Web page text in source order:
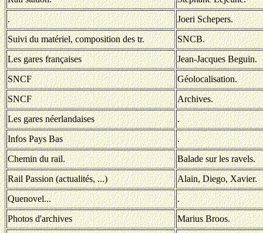
.
Joeri Schepers.
Suivi du matériel, composition des tr.
SNCB.
Les gares françaises
Jean-Jacques Beguin.
SNCF
Géolocalisation.
SNCF
Archives.
Les gares néerlandaises
.
Infos Pays Bas
.
Chemin du rail.
Balade sur les ravels.
Rail Passion (actualités, ...)
Alain, Diego, Xavier.
Quenovel...
.
Photos d'archives
Marius Broos.